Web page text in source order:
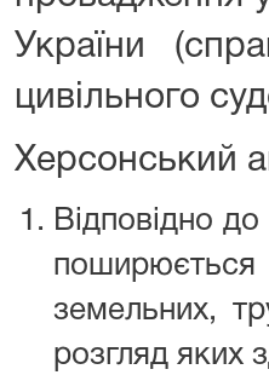
України
цивільного
Херсонський
Відповідно
земельних,
розгляд яких